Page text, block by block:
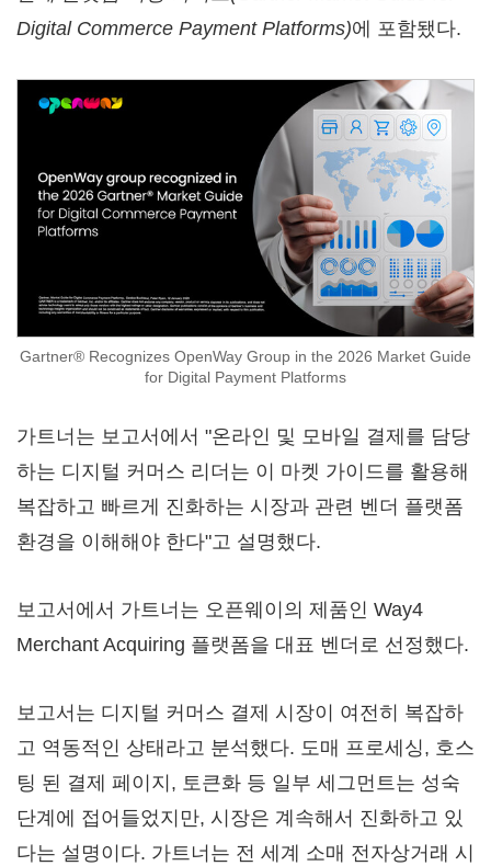
Digital Commerce Payment Platforms)에 포함됐다.
Gartner® Recognizes OpenWay Group in the 2026 Market Guide
for Digital Payment Platforms
가트너는 보고서에서 "온라인 및 모바일 결제를 담당
하는 디지털 커머스 리더는 이 마켓 가이드를 활용해
복잡하고 빠르게 진화하는 시장과 관련 벤더 플랫폼
환경을 이해해야 한다"고 설명했다.
보고서에서 가트너는 오픈웨이의 제품인 Way4
Merchant Acquiring 플랫폼을 대표 벤더로 선정했다.
보고서는 디지털 커머스 결제 시장이 여전히 복잡하
고 역동적인 상태라고 분석했다. 도매 프로세싱, 호스
팅 된 결제 페이지, 토큰화 등 일부 세그먼트는 성숙
단계에 접어들었지만, 시장은 계속해서 진화하고 있
다는 설명이다. 가트너는 전 세계 소매 전자상거래 시